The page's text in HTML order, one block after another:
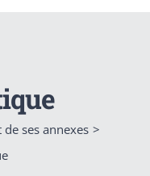
ses annexes